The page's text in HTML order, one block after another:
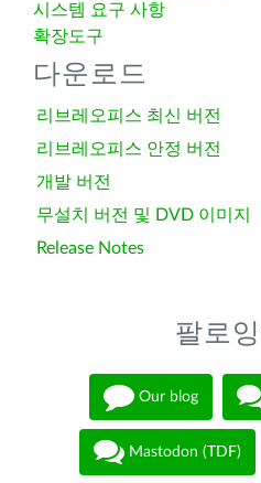
시스템 요구 사항
확장도구
다운로드
리브레오피스 최신 버전
리브레오피스 안정 버전
개발 버전
무설치 버전 및 DVD 이미지
Release Notes
팔로잉
Our blog
Mastodon (TDF)